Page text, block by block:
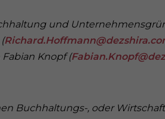
und
Fabian Knopf (
Buchhaltungs-, oder